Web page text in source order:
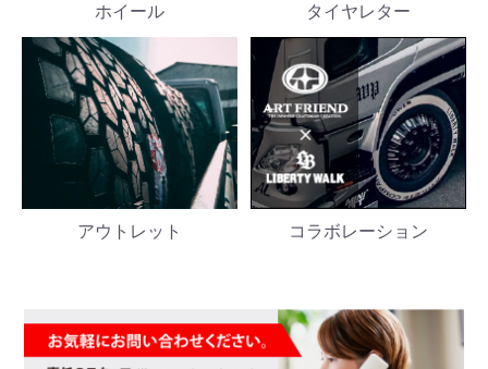
ホイール タイヤレター
アウトレット コラボレーション